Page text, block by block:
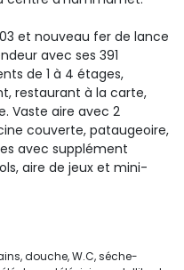
et nouveau fer de lance
avec ses 391
de 1 à 4 étages,
restaurant à la carte,
Vaste aire avec 2
couverte, pataugeoire,
avec supplément
aire de jeux et mini-
douche, W.C, séche-